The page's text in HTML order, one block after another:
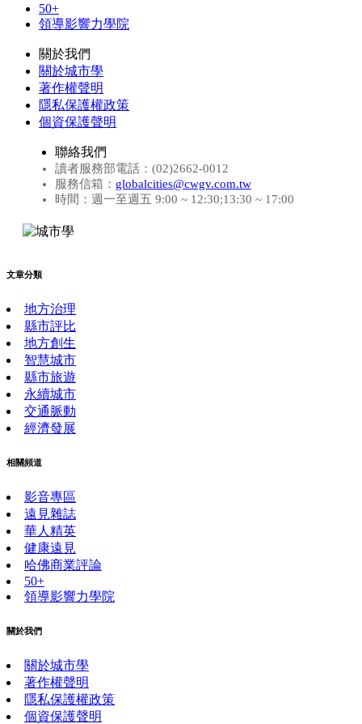
50+
領導影響力學院
關於我們
關於城市學
著作權聲明
隱私保護權政策
個資保護聲明
聯絡我們
讀者服務部電話：(02)2662-0012
服務信箱： globalcities@cwgv.com.tw
時間：週一至週五 9:00 ~ 12:30;13:30 ~ 17:00
文章分類
地方治理
縣市評比
地方創生
智慧城市
縣市旅遊
永續城市
交通脈動
經濟發展
相關頻道
影音專區
遠見雜誌
華人精英
健康遠見
哈佛商業評論
50+
領導影響力學院
關於我們
關於城市學
著作權聲明
隱私保護權政策
個資保護聲明